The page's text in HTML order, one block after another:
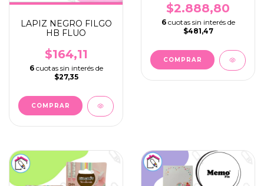
LAPIZ NEGRO FILGO
HB FLUO
$164,11
6 cuotas sin interés de
$27,35
COMPRAR
12X44MM X 150
$2.888,80
6 cuotas sin interés de
$481,47
COMPRAR